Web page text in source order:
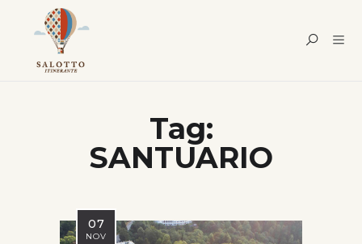
Tag:
SANTUARIO
07
NOV